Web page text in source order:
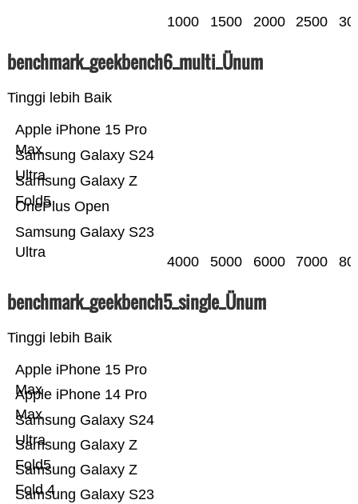
1000 1500 2000 2500
benchmark_geekbench6_multi_Ünum
Tinggi lebih Baik
Samsung Galaxy S23
Ultra
OnePlus Open
Samsung Galaxy Z
Fold5
Samsung Galaxy S24
Ultra
Apple iPhone 15 Pro
Max
4000 5000 6000 7000
benchmark_geekbench5_single_Ünum
Tinggi lebih Baik
Samsung Galaxy S23
Samsung Galaxy Z
Fold 4
Samsung Galaxy Z
Fold5
Samsung Galaxy S24
Ultra
Apple iPhone 14 Pro
Max
Apple iPhone 15 Pro
Max